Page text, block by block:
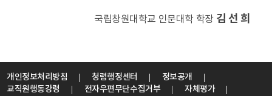
국립창원대학교 인문대학 학장 김 선 희
개인정보처리방침 청렴행정센터
정보공개
교직원행동강령
전자우편무단수집거부 자체평가